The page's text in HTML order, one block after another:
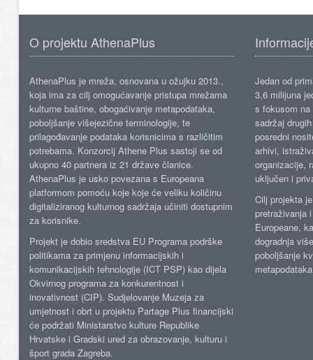
O projektu AthenaPlus
AthenaPlus je mreža, osnovana u ožujku 2013.,
koja ima za cilj omogućavanje pristupa mrežama
kulturne baštine, obogaćivanje metapodataka,
poboljšanje višejezične terminologije, te
prilagođavanje podataka korisnicima s različitim
potrebama. Konzorcij Athene Plus sastoji se od
ukupno 40 partnera iz 21 države članice.
AthenaPlus je usko povezana s Europeana
platformom pomoću koje koje će veliku količinu
digitaliziranog kulturnog sadržaja učiniti dostupnim
za korisnike.
Projekt je dobio sredstva EU Programa podrške
politikama za primjenu informacijskih i
komunikacijskih tehnologije (ICT PSP) kao dijela
Okvirnog programa za konkurentnost i
inovativnost (CIP). Sudjelovanje Muzeja za
umjetnost i obrt u projektu Partage Plus financijski
će podržati Ministarstvo kulture Republike
Hrvatske i Gradski ured za obrazovanje, kulturu i
šport grada Zagreba.
Jedan od
3,6 milijuna
s fokusom
sadržaj
posredni
arhivi,
organizacije,
uključen i
Cilj projekta
pretraživanja
Europeane,
dogradnja
poboljšanje